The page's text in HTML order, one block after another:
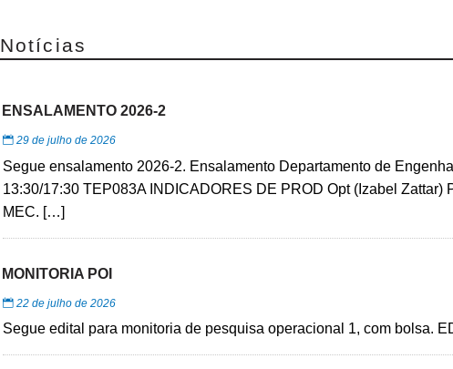
Notícias
ENSALAMENTO 2026-2
29 de julho de 2026
Segue ensalamento 2026-2. Ensalamento Departamento de
13:30/17:30 TEP083A INDICADORES DE PROD Opt (Izabel Zattar)
MEC. […]
MONITORIA POI
22 de julho de 2026
Segue edital para monitoria de pesquisa operacional 1, com bolsa.